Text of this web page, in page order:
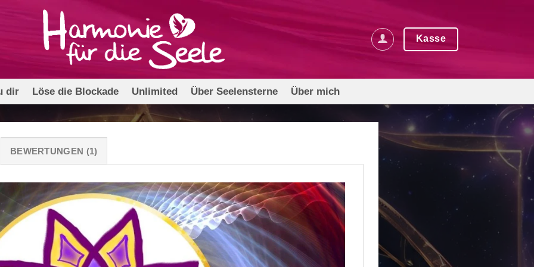
Kasse
dir Löse die Blockade Unlimited Über Seelensterne Über mich
BEWERTUNGEN (1)